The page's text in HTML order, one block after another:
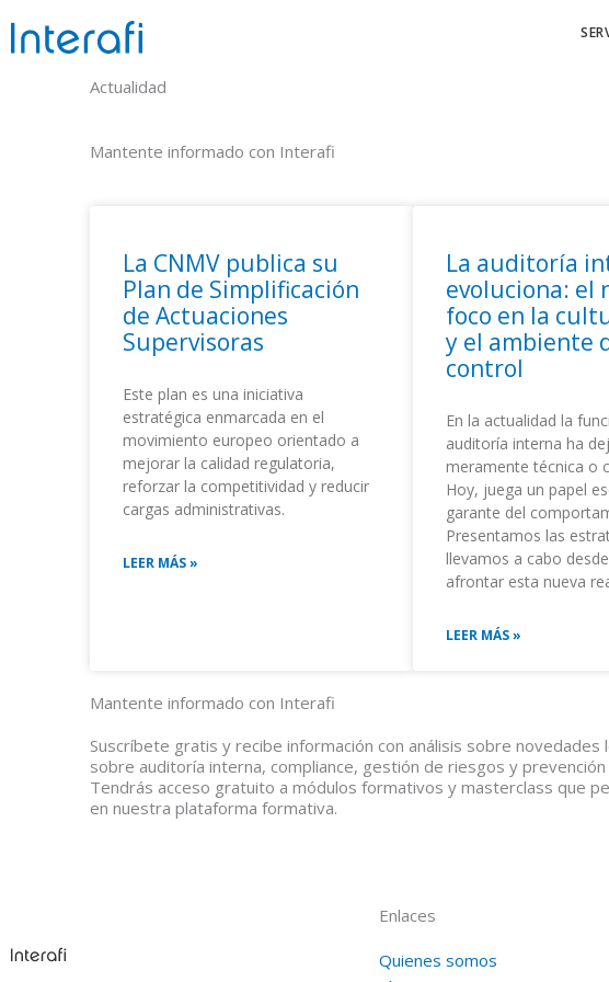
Actualidad
Mantente informado con Interafi
La CNMV publica su
Plan de Simplificación
de Actuaciones
Supervisoras
Este plan es una iniciativa
estratégica enmarcada en el
movimiento europeo orientado a
mejorar la calidad regulatoria,
reforzar la competitividad y reducir
cargas administrativas.
LEER MÁS »
La auditoría
evoluciona: el
foco en la
y el ambiente
control
En la actualidad la
auditoría interna ha
meramente técnica o
Hoy, juega un papel
garante del
Presentamos las
llevamos a cabo
afrontar esta nueva
LEER MÁS »
Mantente informado con Interafi
Suscríbete gratis y recibe información con análisis sobre
sobre auditoría interna, compliance, gestión de riesgos y
Tendrás acceso gratuito a módulos formativos y masterclass que
en nuestra plataforma formativa.
Enlaces
Quienes somos